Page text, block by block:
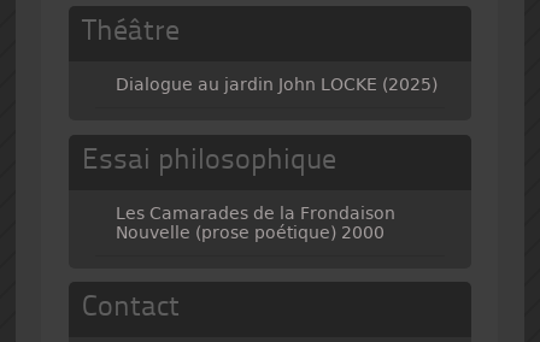
Théâtre
Dialogue au jardin John LOCKE (2025)
Essai philosophique
Les Camarades de la Frondaison
Nouvelle (prose poétique) 2000
Contact